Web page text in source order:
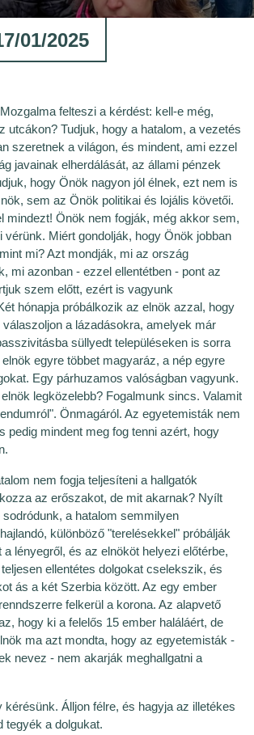
01/2025
felteszi a kérdést: kell-e még,
utcákon? Tudjuk, hogy a hatalom, a vezetés
szeretnek a világon, és mindent, ami ezzel
javainak elherdálását, az állami pénzek
hogy Önök nagyon jól élnek, ezt nem is
sem az Önök politikai és lojális követői.
mindezt! Önök nem fogják, még akkor sem,
vérünk. Miért gondolják, hogy Önök jobban
mi? Azt mondják, mi az ország
mi azonban - ezzel ellentétben - pont az
szem előtt, ezért is vagyunk
hónapja próbálkozik az elnök azzal, hogy
a lázadásokra, amelyek már
süllyedt településeken is sorra
egyre többet magyaráz, a nép egyre
Egy párhuzamos valóságban vagyunk.
legközelebb? Fogalmunk sincs. Valamit
Önmagáról. Az egyetemisták nem
pedig mindent meg fog tenni azért, hogy
nem fogja teljesíteni a hallgatók
az erőszakot, de mit akarnak? Nyílt
a hatalom semmilyen
különböző "terelésekkel" próbálják
a lényegről, és az elnököt helyezi előtérbe,
ellentétes dolgokat cselekszik, és
ás a két Szerbia között. Az egy ember
felkerül a korona. Az alapvető
hogy ki a felelős 15 ember haláláért, de
ma azt mondta, hogy az egyetemisták -
nevez - nem akarják meghallgatni a
kérésünk. Álljon félre, és hagyja az illetékes
tegyék a dolgukat.